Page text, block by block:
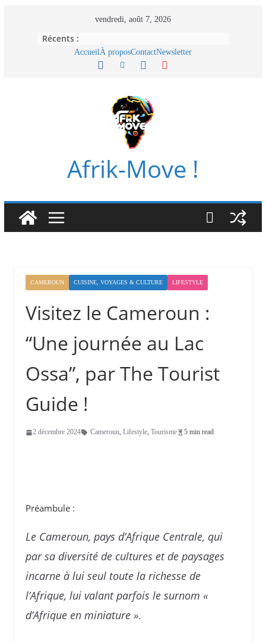
vendredi, août 7, 2026
Récents :
AccueilÀ proposContactNewsletter
Afrik-Move !
CAMEROUN CUISINE, VOYAGES & CULTURE LIFESTYLE
Visitez le Cameroun :
“Une journée au Lac
Ossa”, par The Tourist
Guide !
2 décembre 2024 Cameroun, Lifestyle, Tourisme 5 min read
Préambule :
Le Cameroun, pays d’Afrique Centrale, qui
par sa diversité de cultures et de paysages
incarne à lui seul toute la richesse de
l’Afrique, lui valant parfois le surnom «
d’Afrique en miniature ».